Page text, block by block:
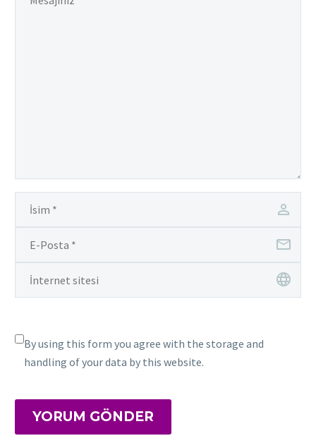
By using this form you agree with the storage and
handling of your data by this website.
YORUM GÖNDER